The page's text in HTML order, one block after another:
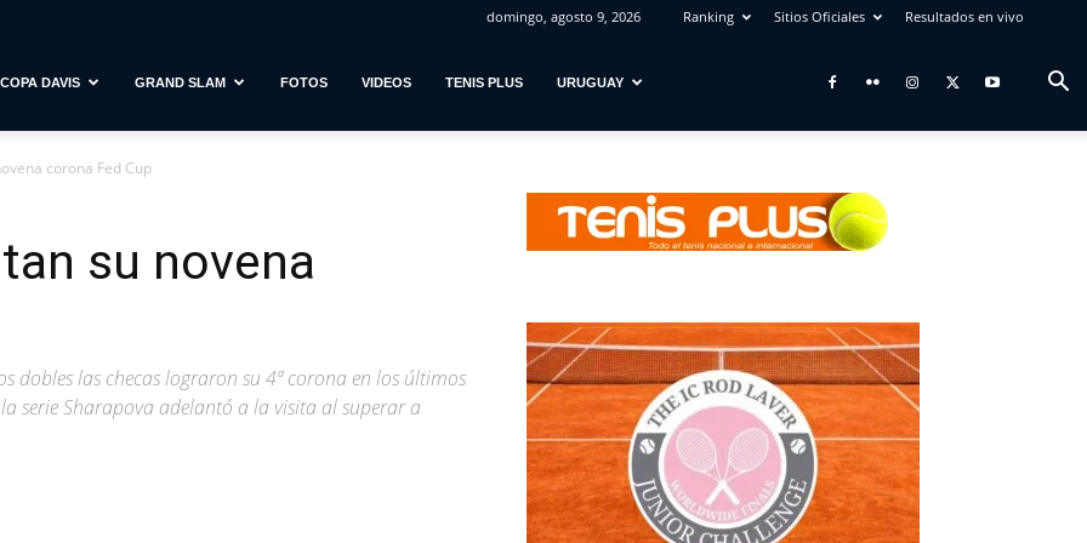
domingo, agosto 9, 2026 Ranking Sitios Oficiales Resultados en vivo
COPA DAVIS GRAND SLAM FOTOS VIDEOS TENIS PLUS URUGUAY
corona Fed Cup
su novena
dobles las checas lograron su 4ª corona en los últimos
serie Sharapova adelantó a la visita al superar a